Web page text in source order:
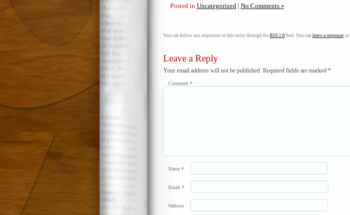
Posted in Uncategorized | No Comments »
You can follow any responses to this entry through the RSS 2.0feed. You can leave a response, or
Leave a Reply
Your email address will not be published. Required fields are marked *
Comment *
Name *
Email *
Website